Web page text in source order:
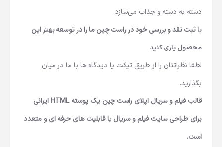
دسته به دسته و جذاب می‌سازد.
با ثبت نقد و بررسی خود در راست چین ما را در توسعه بهتر این
محصول یاری کنید
لطفا نظراتتان را از طریق تیکت یا دیدگاه ها با ما در میان
بگذارید.
قالب فیلم و سریال اپلای راست چین یک پوسته HTML ایرانی
برای طراحی سایت فیلم و سریال با قابلیت های حرفه ای و متعدد
است.